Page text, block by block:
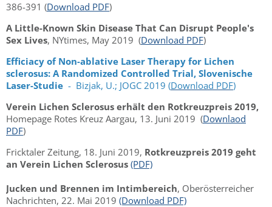
386-391 (Download PDF)
A Little-Known Skin Disease That Can Disrupt People's
Sex Lives, NYtimes, May 2019 (Download PDF)
Efficiacy of Non-ablative Laser Therapy for Lichen
sclerosus: A Randomized Controlled Trial, Slovenische
Laser-Studie - Bizjak, U.; JOGC 2019 (Download PDF)
Verein Lichen Sclerosus erhält den Rotkreuzpreis 2019,
Homepage Rotes Kreuz Aargau, 13. Juni 2019 (Downlaod
PDF)
Fricktaler Zeitung, 18. Juni 2019, Rotkreuzpreis 2019 geht
an Verein Lichen Sclerosus (PDF)
Jucken und Brennen im Intimbereich, Oberösterreicher
Nachrichten, 22. Mai 2019 (Download PDF)